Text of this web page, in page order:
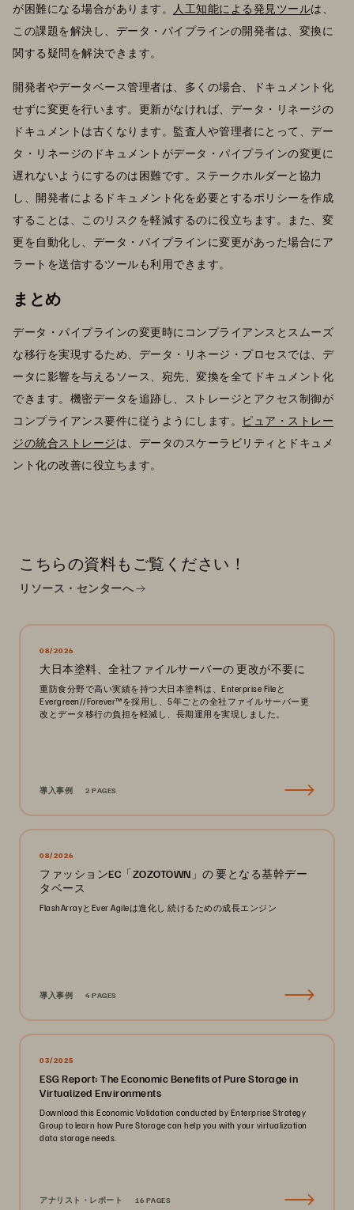
が困難になる場合があります。 人工知能による発見ツールは、
この課題を解決し、データ・パイプラインの開発者は、変換に
関する疑問を解決できます。
開発者やデータベース管理者は、多くの場合、ドキュメント化
せずに変更を行います。更新がなければ、データ・リネージの
ドキュメントは古くなります。監査人や管理者にとって、デー
タ・リネージのドキュメントがデータ・パイプラインの変更に
遅れないようにするのは困難です。ステークホルダーと協力
し、開発者によるドキュメント化を必要とするポリシーを作成
することは、このリスクを軽減するのに役立ちます。また、変
更を自動化し、データ・パイプラインに変更があった場合にア
ラートを送信するツールも利用できます。
まとめ
データ・パイプラインの変更時にコンプライアンスとスムーズ
な移行を実現するため、データ・リネージ・プロセスでは、デ
ータに影響を与えるソース、宛先、変換を全てドキュメント化
できます。機密データを追跡し、ストレージとアクセス制御が
コンプライアンス要件に従うようにします。
ピュア・ストレー
ジの統合ストレージは、データのスケーラビリティとドキュメ
ント化の改善に役立ちます。
こちらの資料もご覧ください！
リソース・センターへ
08/2026
大日本塗料、全社ファイルサーバーの 更改が不要に
重防食分野で高い実績を持つ大日本塗料は、Enterprise Fileと
Evergreen//Forever™を採用し、5年ごとの全社ファイルサーバー更
改とデータ移行の負担を軽減し、長期運用を実現しました。
導入事例 2 PAGES
08/2026
ファッションEC「ZOZOTOWN」の 要となる基幹デー
タベース
FlashArrayとEver Agileは進化し 続けるための成長エンジン
導入事例 4 PAGES
03/2025
ESG Report: The Economic Benefits of Pure Storage in
Virtualized Environments
Download this Economic Validation conducted by Enterprise Strategy
Group to learn how Pure Storage can help you with your virtualization
data storage needs.
アナリスト・レポート 16 PAGES